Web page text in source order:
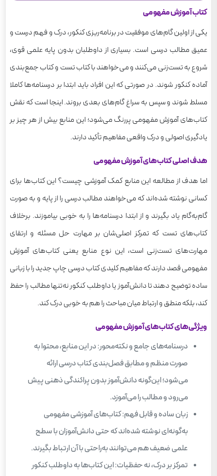
معرفی چند منبع کنکور
کتاب تست روانشناسی جامع خیلی سبز
کتاب تست فلسفه و منطق جامع خیلی سبز (جلد
اول)
کتاب جمع بندی ریاضی رشته تجربی کنکور مهروماه
کتاب شیمی دوازدهم سیر تا پیاز گاج
کتاب فصل آزمون زیست شناسی جامع خیلی سبز
نتیجه‌گیری
سوالات متداول
کتاب آموزش مفهومی
یکی از اولین گام‌های موفقیت در برنامه‌ریزی کنکور، درک و فهم درست و
عمیق مطالب درسی است. بسیاری از داوطلبان بدون پایه‌ علمی قوی،
شروع به تست‌زنی می‌کنند و می‌خواهند با کتاب تست و کتاب جمع‌بندی
آماده کنکور شوند. در صورتی که این افراد باید ابتدا بر درسنامه‌ها کاملا
مسلط شوند و سپس به سراغ گام‌های بعدی بروند. اینجا است که نقش
کتاب‌های آموزش مفهومی پررنگ می‌شود؛ این منابع بیش از هر چیز بر
یادگیری اصولی و درک واقعی مفاهیم تأکید دارند.
هدف اصلی کتاب‌های آموزش مفهومی
اما هدف از مطالعه این منابع کمک آموزشی چیست؟ این کتاب‌ها برای
کسانی نوشته شده‌اند که می‌خواهند مطالب درسی را از پایه و به صورت
گام‌به‌گام یاد بگیرند و از ابتدا درسنامه‌ها را به خوبی بیاموزند. برخلاف
کتاب‌های تست که تمرکز اصلی‌شان بر مهارت حل مسئله و ارتقای
مهارت‌های تست‌زنی است، این نوع منابع یعنی کتاب‌های آموزش
مفهومی قصد دارند که مفاهیم کلیدی کتاب درسی چاپ جدید را با زبانی
ساده توضیح دهند تا دانش‌آموز یا داوطلب کنکور نه‌تنها مطالب را حفظ
کند، بلکه منطق و ارتباط میان مباحث را هم به خوبی درک کند.
ویژگی‌های کتاب‌های آموزش مفهومی
درسنامه‌های جامع و نکته‌محور: در این منابع، محتوا به
صورت منظم و مطابق فصل‌بندی کتاب درسی ارائه
می‌شود؛ این‌گونه دانش‌آموز بدون پراکندگی ذهنی پیش
می‌رود و مطالب را می‌آموزد.
زبان ساده و قابل فهم: کتاب‌های آموزشی مفهومی
به‌گونه‌ای نوشته شده‌اند که حتی دانش‌آموزان با سطح
علمی ضعیف هم می‌توانند به‌راحتی با آن ارتباط بگیرند.
تمرکز بر درک، نه حفظیات: این کتاب‌ها به داوطلب کنکور